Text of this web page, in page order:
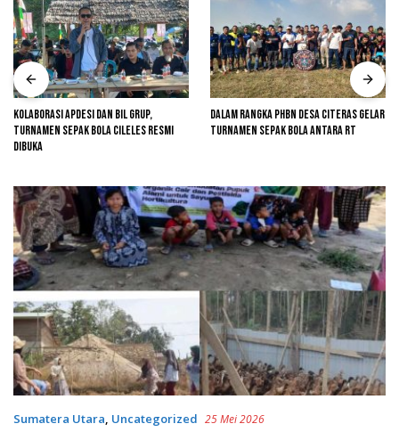
Kolaborasi Apdesi dan BIL Grup,
Turnamen Sepak Bola Cileles Resmi
Dibuka
Dalam Rangka PHBN Desa Citeras Gelar
Turnamen Sepak Bola Antara RT
Sumatera Utara, Uncategorized 25 Mei 2026